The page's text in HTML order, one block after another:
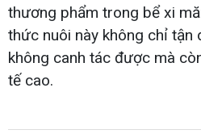
thương phẩm trong bể xi
thức nuôi này không chỉ
không canh tác được mà
tế cao.